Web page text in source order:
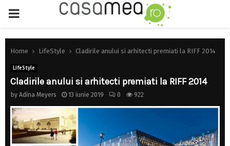
PRIMARY
MENU
Home LifeStyle Cladirile anului si arhitecti premiati la RIFF 2014
LifeStyle
Cladirile anului si arhitecti premiati la RIFF 2014
by Adina Meyers 13 iunie 2019 0 922